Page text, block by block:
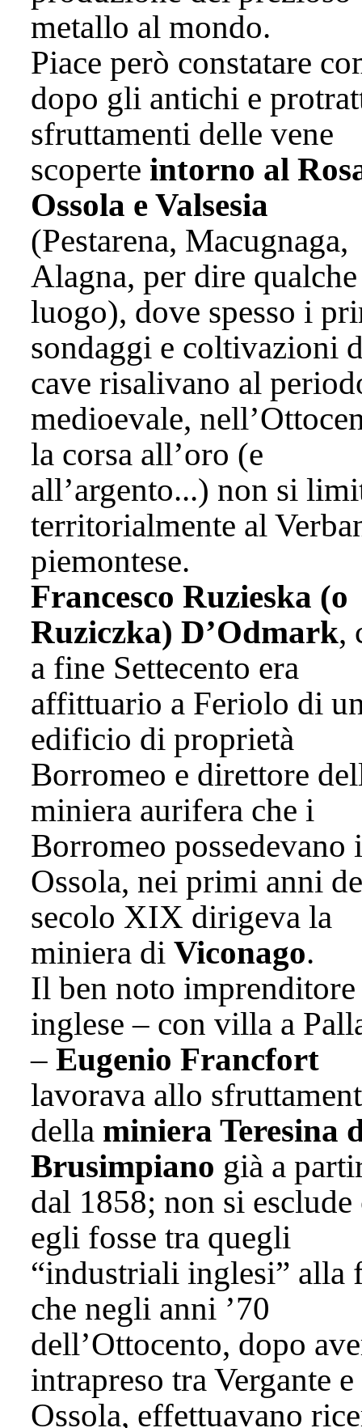
metallo al mondo.
Piace però constatare
dopo gli antichi e
sfruttamenti delle vene
scoperte intorno al
Ossola e Valsesia
(Pestarena, Macugnaga,
Alagna, per dire qualche
luogo), dove spesso i
sondaggi e coltivazioni
cave risalivano al
medioevale,
la corsa all’oro (e
all’argento...) non si
territorialmente al
piemontese.
Francesco Ruzieska (o
Ruziczka) D’Odmark,
a fine Settecento era
affittuario a Feriolo di
edificio di proprietà
Borromeo e direttore
miniera aurifera che i
Borromeo possedevano
Ossola, nei primi anni
secolo XIX dirigeva la
miniera di Viconago.
Il ben noto imprenditore
inglese – con villa a
– Eugenio Francfort
lavorava allo
della miniera Teresina
Brusimpiano già a
dal 1858; non si esclude
egli fosse tra quegli
“industriali inglesi” alla
che negli anni ’70
dell’Ottocento, dopo
intrapreso tra Vergante e
Ossola, effettuavano